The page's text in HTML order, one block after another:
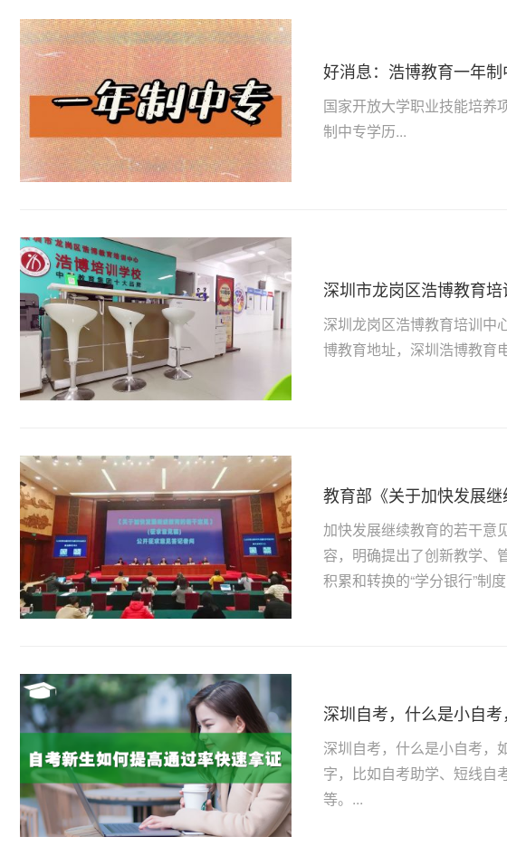
好消息：浩博教育一年
国家开放大学职业技能培养
制中专学历...
深圳市龙岗区浩博教育
深圳龙岗区浩博教育培训中
博教育地址，深圳浩博教育
教育部《关于加快发展
加快发展继续教育的若干意
容，明确提出了创新教学、
积累和转换的“学分银行”制
深圳自考，什么是小自考
深圳自考，什么是小自考，
字，比如自考助学、短线自
等。...